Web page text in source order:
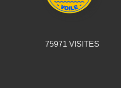
75971 VISITES